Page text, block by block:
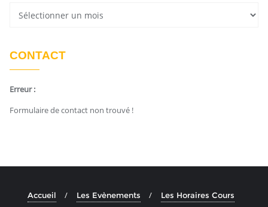
CONTACT
Erreur :
Formulaire de contact non trouvé !
Accueil Les Evènements
Les Horaires Cours